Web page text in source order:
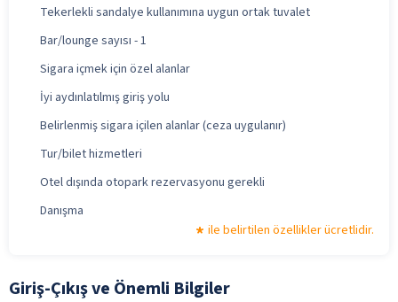
Tekerlekli sandalye kullanımına uygun ortak tuvalet
Bar/lounge sayısı - 1
Sigara içmek için özel alanlar
İyi aydınlatılmış giriş yolu
Belirlenmiş sigara içilen alanlar (ceza uygulanır)
Tur/bilet hizmetleri
Otel dışında otopark rezervasyonu gerekli
Danışma
ile belirtilen özellikler ücretlidir.
Giriş-Çıkış ve Önemli Bilgiler